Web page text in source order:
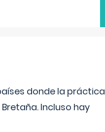
donde la práctica
Incluso hay